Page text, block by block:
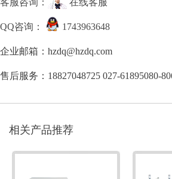
客服咨询： 在线客服
QQ咨询： 1743963648
企业邮箱：hzdq@hzdq.com
售后服务：18827048725 027-61895080-
相关产品推荐